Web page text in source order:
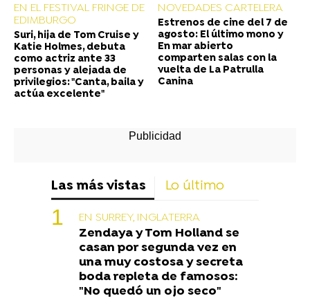
EN EL FESTIVAL FRINGE DE
EDIMBURGO
Suri, hija de Tom Cruise y
Katie Holmes, debuta
como actriz ante 33
personas y alejada de
privilegios: "Canta, baila y
actúa excelente"
NOVEDADES CARTELERA
Estrenos de cine del 7 de
agosto: El último mono y
En mar abierto
comparten salas con la
vuelta de La Patrulla
Canina
Las más vistas Lo último
EN SURREY, INGLATERRA
Zendaya y Tom Holland se
casan por segunda vez en
una muy costosa y secreta
boda repleta de famosos:
"No quedó un ojo seco"